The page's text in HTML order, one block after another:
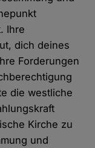
Ihre
dich deines
Forderungen
die westliche
Kirche zu
und